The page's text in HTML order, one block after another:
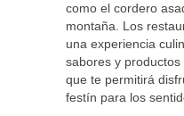
como el cordero
montaña. Los
una experiencia
sabores y
que te permitirá
festín para los